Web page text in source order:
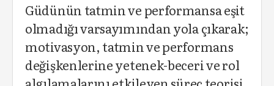
Güdünün tatmin ve performansa eşit
olmadığı varsayımından yola çıkarak;
motivasyon, tatmin ve performans
değişkenlerine yetenek-beceri ve rol